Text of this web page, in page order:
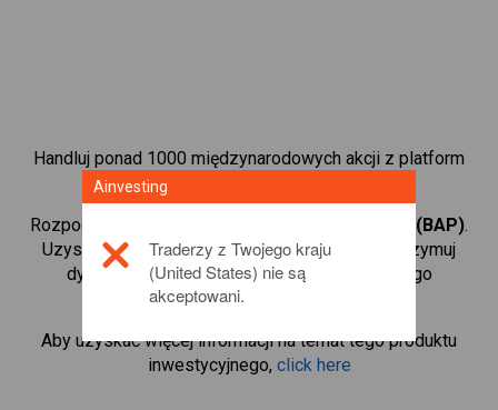
Handluj ponad 1000 międzynarodowych akcji z platform
handlową CFD od Ainvesting.
Rozpocznij handel kontraktami CFD w
Credicorp (BAP).
Uzyskaj notowania w czasie rzeczywistym i otrzymuj
dywidendy tak, jak w przypadku rzeczywistego
posiadania akcji.
Aby uzyskać więcej informacji na temat tego produktu
inwestycyjnego, click here
Ainvesting
Traderzy z Twojego kraju
(United States) nie są
akceptowani.